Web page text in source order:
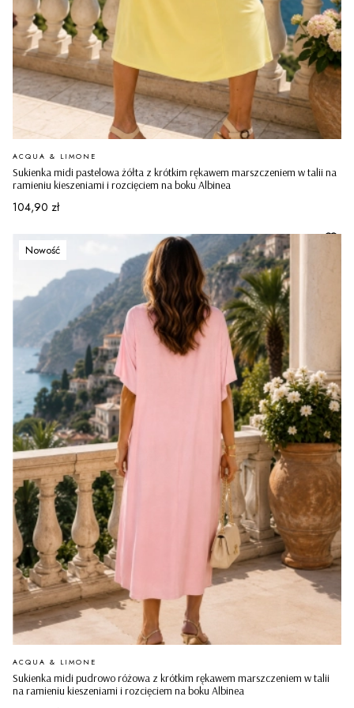
Sukienka midi pastelowa żółta z krótkim rękawem marszczeniem w talii na
ramieniu kieszeniami i rozcięciem na boku Albinea
PRODUCENT
ACQUA & LIMONE
Cena
104,90 zł
Nowość
Sukienka midi pudrowo różowa z krótkim rękawem marszczeniem w talii
na ramieniu kieszeniami i rozcięciem na boku Albinea
PRODUCENT
ACQUA & LIMONE